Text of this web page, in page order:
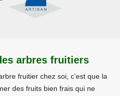
arbres fruitiers
fruitier chez soi, c’est que la
des fruits bien frais qui ne